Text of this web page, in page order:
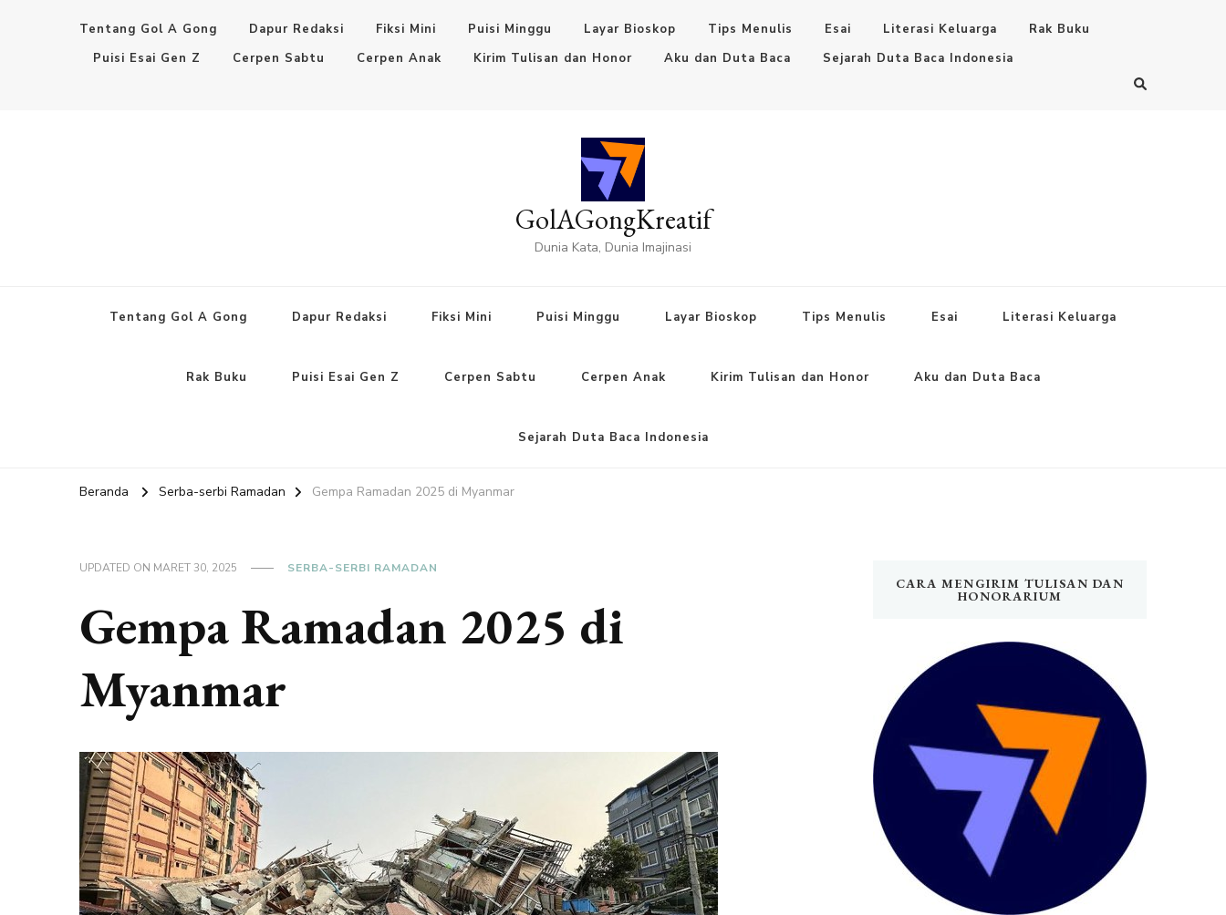
Tentang Gol A Gong Dapur Redaksi Fiksi Mini Puisi Minggu Layar Bioskop Tips Menulis Esai Literasi Keluarga
Rak Buku
Puisi Esai Gen Z
Cerpen Sabtu Cerpen Anak Kirim Tulisan dan Honor Aku dan Duta Baca Sejarah Duta Baca Indonesia
GolAGongKreatif
Dunia Kata, Dunia Imajinasi
Tentang Gol A Gong Dapur Redaksi Fiksi Mini Puisi Minggu Layar Bioskop Tips Menulis Esai Literasi Keluarga
Rak Buku Puisi Esai Gen Z Cerpen Sabtu Cerpen Anak Kirim Tulisan dan Honor Aku dan Duta Baca
Sejarah Duta Baca Indonesia
Beranda Serba-serbi Ramadan Gempa Ramadan 2025 di Myanmar
UPDATED ON MARET 30, 2025 SERBA-SERBI RAMADAN
Gempa Ramadan 2025 di
Myanmar
CARA MENGIRIM TULISAN DAN
HONORARIUM